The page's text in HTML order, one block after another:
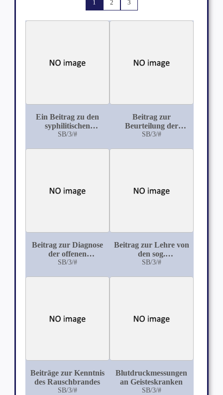
1 2 3
Ein Beitrag zu den
syphilitischen
Psychosen
SB/3/#
Beitrag zur
Beurteilung der
Lumbago traumatica
SB/3/#
Beitrag zur Diagnose
der offenen
Lungentuberkulose,
vornehmlich eignen
SB/3/#
Beitrag zur Lehre von
den sog.
Puerperalpsychosen
SB/3/#
Beiträge zur Kenntnis
des Rauschbrandes
SB/3/#
Blutdruckmessungen
an Geisteskranken
SB/3/#